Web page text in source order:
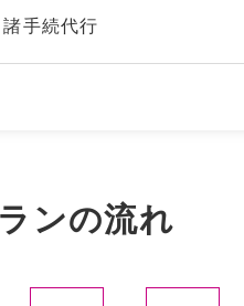
諸手続代行
ンの流れ